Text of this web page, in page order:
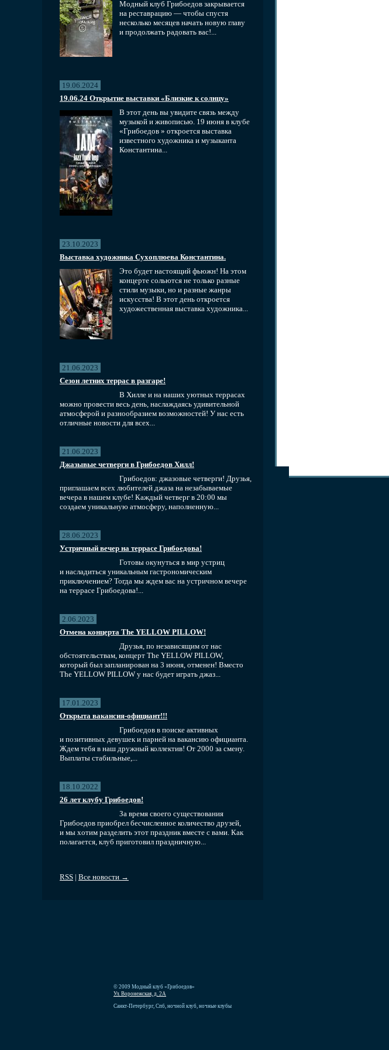
Модный клуб Грибоедов закрывается
на реставрацию — чтобы спустя
несколько месяцев начать новую главу
и продолжать радовать вас!...
19.06.2024
19.06.24 Открытие выставки «Близкие к солнцу»
В этот день вы увидите связь между
музыкой и живописью. 19 июня в клубе
«Грибоедов » откроется выставка
известного художника и музыканта
Константина...
23.10.2023
Выставка художника Сухоплюева Константина.
Это будет настоящий фьюжн! На этом
концерте сольются не только разные
стили музыки, но и разные жанры
искусства! В этот день откроется
художественная выставка художника...
21.06.2023
Сезон летних террас в разгаре!
В Хилле и на наших уютных террасах
можно провести весь день, наслаждаясь удивительной
атмосферой и разнообразием возможностей! У нас есть
отличные новости для всех...
21.06.2023
Джазывые четверги в Грибоедов Хилл!
Грибоедов: джазовые четверги! Друзья,
приглашаем всех любителей джаза на незабываемые
вечера в нашем клубе! Каждый четверг в 20:00 мы
создаем уникальную атмосферу, наполненную...
28.06.2023
Устричный вечер на террасе Грибоедова!
Готовы окунуться в мир устриц
и насладиться уникальным гастрономическим
приключением? Тогда мы ждем вас на устричном вечере
на террасе Грибоедова!...
2.06.2023
Отмена концерта The YELLOW PILLOW!
Друзья, по независящим от нас
обстоятельствам, концерт The YELLOW PILLOW,
который был запланирован на 3 июня, отменен! Вместо
The YELLOW PILLOW у нас будет играть джаз...
17.01.2023
Открыта вакансия-официант!!!
Грибоедов в поиске активных
и позитивных девушек и парней на вакансию официанта.
Ждем тебя в наш дружный коллектив! От 2000 за смену.
Выплаты стабильные,...
18.10.2022
26 лет клубу Грибоедов!
За время своего существования
Грибоедов приобрел бесчисленное количество друзей,
и мы хотим разделить этот праздник вместе с вами. Как
полагается, клуб приготовил праздничную...
RSS | Все новости →
© 2009 Модный клуб «Грибоедов»
Ул. Воронежская, д. 2А
Санкт-Петербург, Спб, ночной клуб, ночные клубы